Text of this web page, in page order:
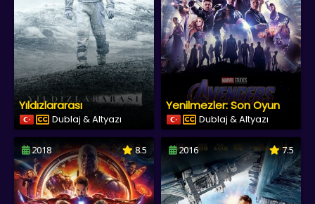
Yıldızlararası
Dublaj & Altyazı
Yenilmezler: Son Oyun
Dublaj & Altyazı
2018 8.5 2016 7.5